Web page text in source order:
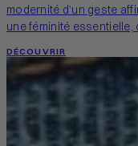
modernité d’un geste
une féminité essentielle,
DÉCOUVRIR